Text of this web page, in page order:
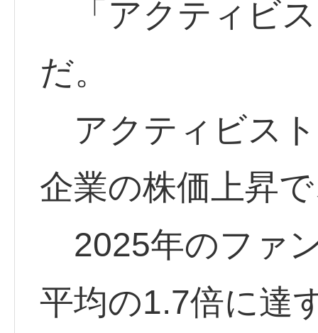
「アクティビ
だ。
アクティビス
企業の株価上昇
2025年のファ
平均の1.7倍に達